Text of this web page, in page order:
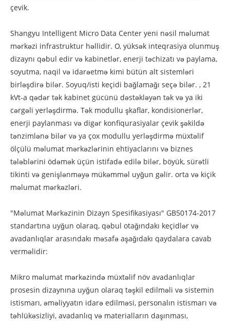
çevik.
Shangyu Intelligent Micro Data Center yeni nəsil məlumat
mərkəzi infrastruktur həllidir. O, yüksək inteqrasiya olunmuş
dizaynı qəbul edir və kabinetlər, enerji təchizatı və paylama,
soyutma, naqil və idarəetmə kimi bütün alt sistemləri
birləşdirə bilər. Soyuq/isti keçidi bağlamağı seçə bilər. , 21
kVt-a qədər tək kabinet gücünü dəstəkləyən tək və ya iki
cərgəli yerləşdirmə. Tək modullu şkaflar, kondisionerlər,
enerji paylanması və digər konfiqurasiyalar çevik şəkildə
tənzimlənə bilər və ya çox modullu yerləşdirmə müxtəlif
ölçülü məlumat mərkəzlərinin ehtiyaclarını və biznes
tələblərini ödəmək üçün istifadə edilə bilər, böyük, sürətli
tikinti və genişlənməyə mükəmməl uyğun gəlir. orta və kiçik
məlumat mərkəzləri.
"Məlumat Mərkəzinin Dizayn Spesifikasiyası" GB50174-2017
standartına uyğun olaraq, qəbul otağındakı keçidlər və
avadanlıqlar arasındakı məsafə aşağıdakı qaydalara cavab
verməlidir:
Mikro məlumat mərkəzində müxtəlif növ avadanlıqlar
prosesin dizaynına uyğun olaraq təşkil edilməli və sistemin
istismarı, əməliyyatın idarə edilməsi, personalın istismarı və
təhlükəsizliyi, avadanlıq və materialların daşınması,